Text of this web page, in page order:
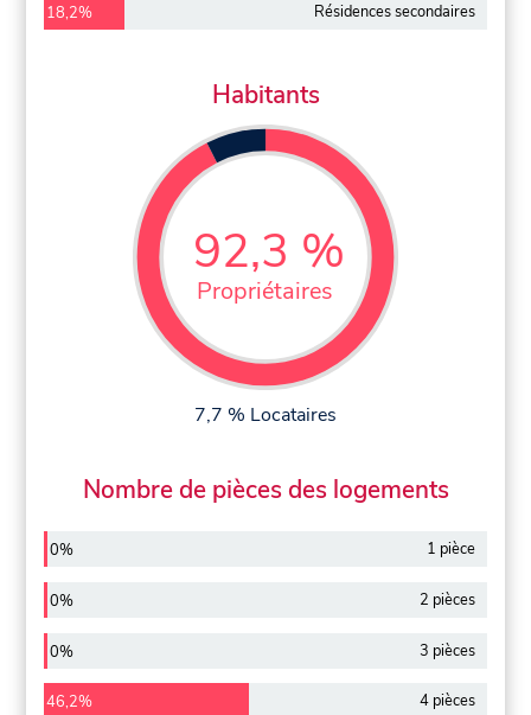
18,2% Résidences secondaires
Habitants
92,3 %
Propriétaires
7,7 % Locataires
Nombre de pièces des logements
0% 1 pièce
0% 2 pièces
0% 3 pièces
46,2% 4 pièces